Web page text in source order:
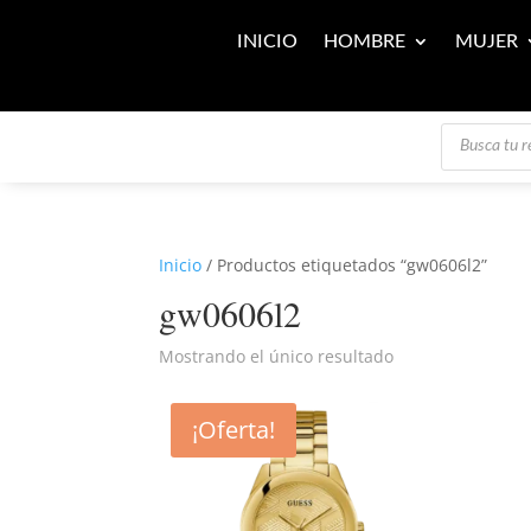
INICIO HOMBRE MUJER
Búsqueda
productos
Inicio / Productos etiquetados “gw0606l2”
gw0606l2
Mostrando el único resultado
¡Oferta!